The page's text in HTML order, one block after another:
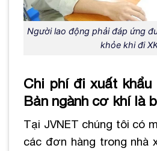
Người lao động phải đáp ứng
khỏe khi đi
Chi phí đi xuất khẩu
Bản ngành cơ khí là
Tại JVNET chúng tôi có
các đơn hàng trong nhà